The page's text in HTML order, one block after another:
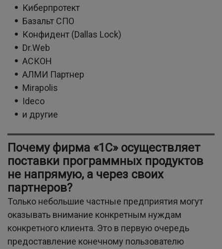
Киберпротект
Базальт СПО
Конфидент (Dallas Lock)
Dr.Web
АСКОН
АЛМИ Партнер
Mirapolis
Ideco
и другие
Почему фирма «1С» осуществляет
поставки программных продуктов
не напрямую, а через своих
партнеров?
Только небольшие частные предприятия могут
оказывать внимание конкретным нуждам
конкретного клиента. Это в первую очередь
предоставление конечному пользователю